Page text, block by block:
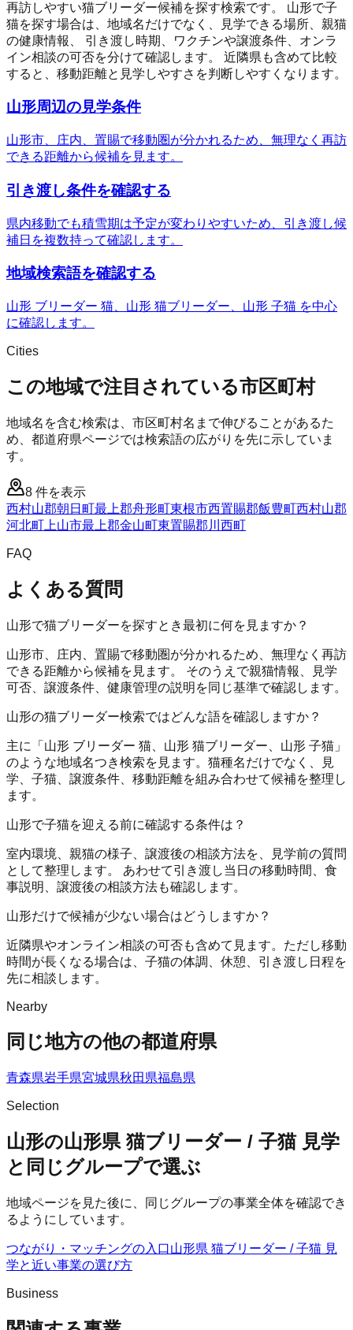
再訪しやすい猫ブリーダー候補を探す検索です。 山形で子
猫を探す場合は、地域名だけでなく、見学できる場所、親猫
の健康情報、 引き渡し時期、ワクチンや譲渡条件、オンラ
イン相談の可否を分けて確認します。 近隣県も含めて比較
すると、移動距離と見学しやすさを判断しやすくなります。
山形周辺の見学条件
山形市、庄内、置賜で移動圏が分かれるため、無理なく再訪
できる距離から候補を見ます。
引き渡し条件を確認する
県内移動でも積雪期は予定が変わりやすいため、引き渡し候
補日を複数持って確認します。
地域検索語を確認する
山形 ブリーダー 猫、山形 猫ブリーダー、山形 子猫 を中心
に確認します。
Cities
この地域で注目されている市区町村
地域名を含む検索は、市区町村名まで伸びることがあるた
め、都道府県ページでは検索語の広がりを先に示していま
す。
8 件を表示
西村山郡朝日町最上郡舟形町東根市西置賜郡飯豊町西村山郡
河北町 上山市最上郡金山町東置賜郡川西町
FAQ
よくある質問
山形で猫ブリーダーを探すとき最初に何を見ますか？
山形市、庄内、置賜で移動圏が分かれるため、無理なく再訪
できる距離から候補を見ます。 そのうえで親猫情報、見学
可否、譲渡条件、健康管理の説明を同じ基準で確認します。
山形の猫ブリーダー検索ではどんな語を確認しますか？
主に「山形 ブリーダー 猫、山形 猫ブリーダー、山形 子猫」
のような地域名つき検索を見ます。猫種名だけでなく、見
学、子猫、譲渡条件、移動距離を組み合わせて候補を整理し
ます。
山形で子猫を迎える前に確認する条件は？
室内環境、親猫の様子、譲渡後の相談方法を、見学前の質問
として整理します。 あわせて引き渡し当日の移動時間、食
事説明、譲渡後の相談方法も確認します。
山形だけで候補が少ない場合はどうしますか？
近隣県やオンライン相談の可否も含めて見ます。ただし移動
時間が長くなる場合は、子猫の体調、休憩、引き渡し日程を
先に相談します。
Nearby
同じ地方の他の都道府県
青森県岩手県宮城県秋田県福島県
Selection
山形の山形県 猫ブリーダー / 子猫 見学
と同じグループで選ぶ
地域ページを見た後に、同じグループの事業全体を確認でき
るようにしています。
つながり・マッチングの入口山形県 猫ブリーダー / 子猫 見
学と近い事業の選び方
Business